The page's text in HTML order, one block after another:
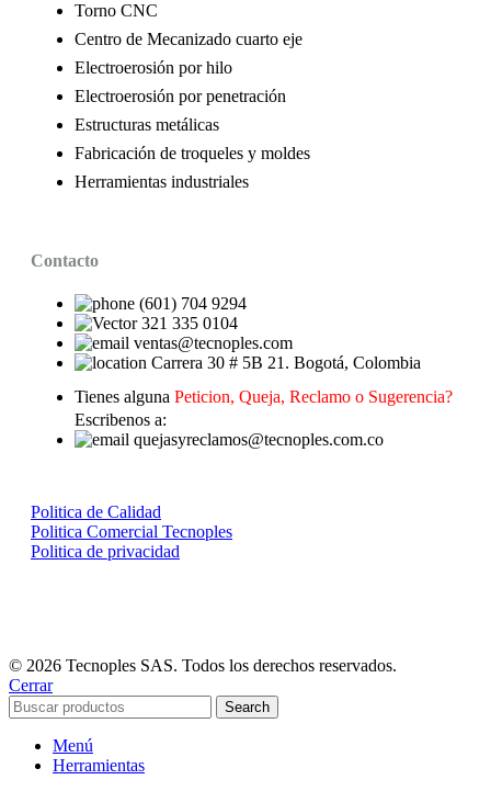
Torno CNC
Centro de Mecanizado cuarto eje
Electroerosión por hilo
Electroerosión por penetración
Estructuras metálicas
Fabricación de troqueles y moldes
Herramientas industriales
Contacto
(601) 704 9294
321 335 0104
ventas@tecnoples.com
Carrera 30 # 5B 21. Bogotá, Colombia
Tienes alguna Peticion, Queja, Reclamo o Sugerencia?
Escribenos a:
quejasyreclamos@tecnoples.com.co
Politica de Calidad
Politica Comercial Tecnoples
Politica de privacidad
© 2026 Tecnoples SAS. Todos los derechos reservados.
Cerrar
Search
Menú
Herramientas